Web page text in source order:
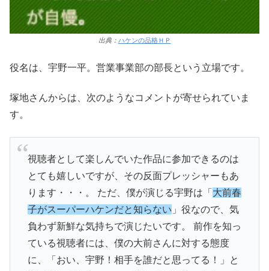
出典： ハケンの品格ＨＰ
役名は、宇野一平。営業事業部の部長という立場です。
塚地さんからは、次のようなコメントが寄せられていま
す。
視聴者として楽しんでいた作品に参加できるのは
とても嬉しいですが、その反面プレッシャーもあ
ります・・・。 ただ、僕が演じる宇野は「 大前春
子がスーパーハケンだと知らない 」役なので、気
負わず新鮮な気持ちで演じたいです。 前作を知っ
ている視聴者には、僕の大前さんに対する態度
に、「おい、宇野！相手を誰だと思ってる！」と